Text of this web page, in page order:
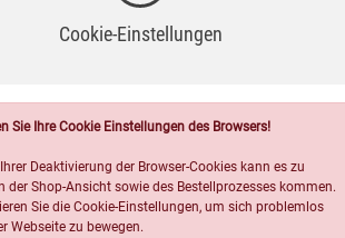
Cookie-Einstellungen
Sie Ihre Cookie Einstellungen des Browsers!
Deaktivierung der Browser-Cookies kann es zu
der Shop-Ansicht sowie des Bestellprozesses kommen.
Sie die Cookie-Einstellungen, um sich problemlos
Webseite zu bewegen.